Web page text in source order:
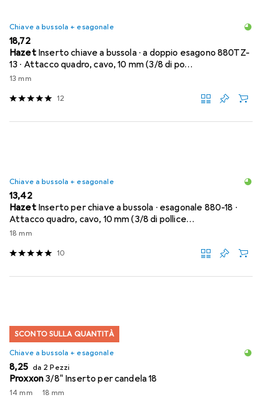
Chiave a bussola + esagonale
EUR
18,72
Hazet Inserto chiave a bussola ∙ a doppio esagono 880TZ-
13 ∙ Attacco quadro, cavo, 10 mm (3/8 di po…
13 mm
12
Chiave a bussola + esagonale
EUR
13,42
Hazet Inserto per chiave a bussola ∙ esagonale 880-18 ∙
Attacco quadro, cavo, 10 mm (3/8 di pollice…
18 mm
10
SCONTO SULLA QUANTITÀ
Chiave a bussola + esagonale
EUR
8,25 da 2 Pezzi
Proxxon 3/8" Inserto per candela 18
14 mm 18 mm